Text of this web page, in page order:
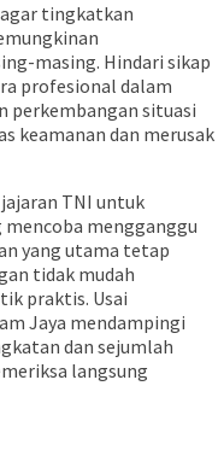
tingkatkan
masing. Hindari sikap
profesional dalam
perkembangan situasi
keamanan dan merusak
TNI untuk
mencoba mengganggu
yang utama tetap
tidak mudah
praktis. Usai
Jaya mendampingi
dan sejumlah
langsung